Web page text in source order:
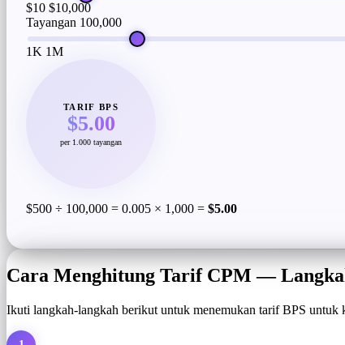
$10 $10,000
Tayangan 100,000
1K 1M
TARIF BPS
$5.00
per 1.000 tayangan
$500 ÷ 100,000 = 0.005 × 1,000 = $5.00
Cara Menghitung Tarif CPM —
Ikuti langkah-langkah berikut untuk menemukan tarif BPS untuk